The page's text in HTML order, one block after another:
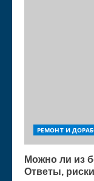
РЕМОНТ И
Можно ли из
Ответы,